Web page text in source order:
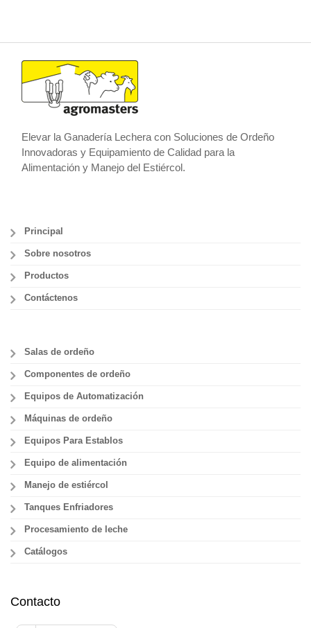
Elevar la Ganadería Lechera con Soluciones de Ordeño
Innovadoras y Equipamiento de Calidad para la
Alimentación y Manejo del Estiércol.
Principal
Sobre nosotros
Productos
Contáctenos
Salas de ordeño
Componentes de ordeño
Equipos de Automatización
Máquinas de ordeño
Equipos Para Establos
Equipo de alimentación
Manejo de estiércol
Tanques Enfriadores
Procesamiento de leche
Catálogos
Contacto